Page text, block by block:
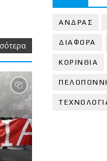
ΑΝΔΡΑΣ
ΔΙΑΦΟΡΑ
ΚΟΡΙΝΘΙA